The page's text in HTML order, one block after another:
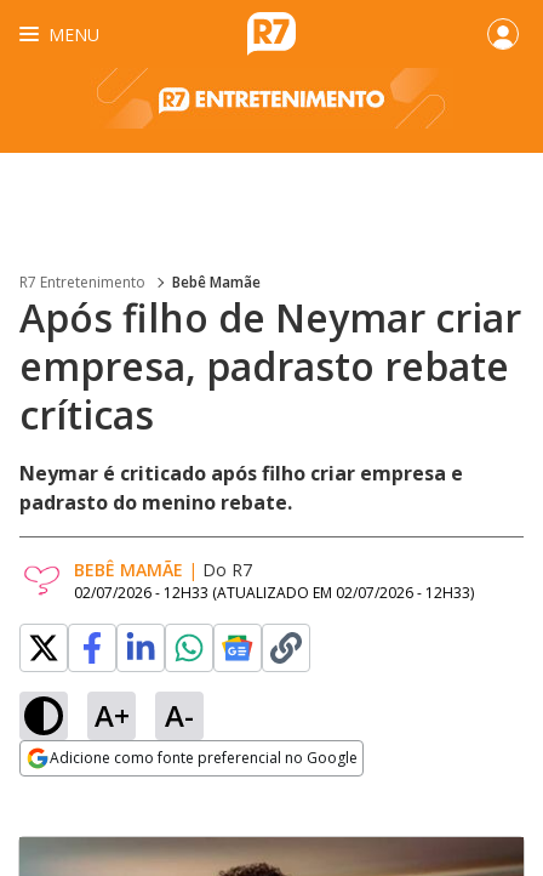
MENU
R7 Entretenimento Bebê Mamãe
Após filho de Neymar criar
empresa, padrasto rebate
críticas
Neymar é criticado após filho criar empresa e
padrasto do menino rebate.
BEBÊ MAMÃE | Do R7
02/07/2026 - 12H33 (ATUALIZADO EM 02/07/2026 - 12H33)
A+ A-
Adicione como fonte preferencial no Google